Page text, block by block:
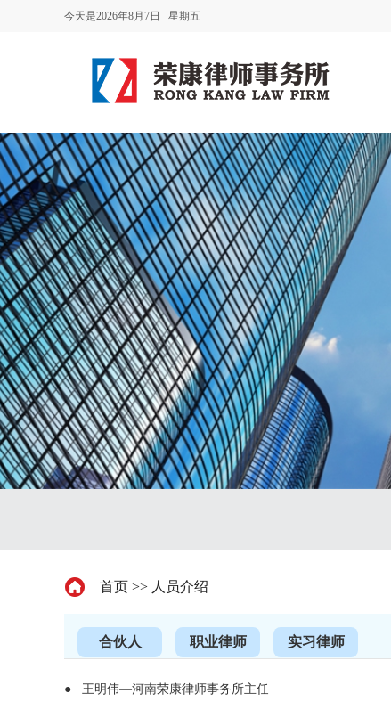
今天是2026年8月7日 星期五
首页 >> 人员介绍
合伙人 职业律师 实习律师
● 王明伟—河南荣康律师事务所主任 ​